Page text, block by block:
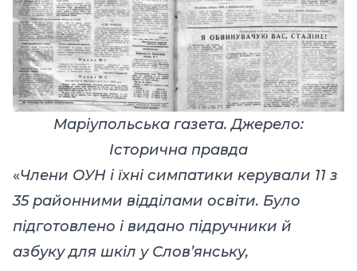
Маріупольська газета. Джерело:
Історична правда
«Члени ОУН і їхні симпатики керували 11 з
35 районними відділами освіти. Було
підготовлено і видано підручники й
азбуку для шкіл у Слов’янську,